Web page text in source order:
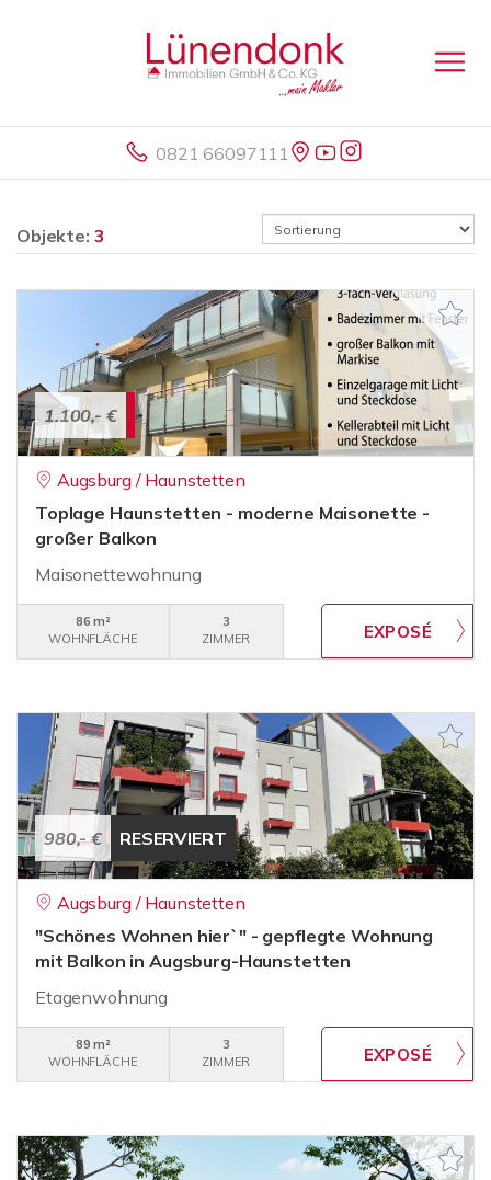
0821 66097111
Objekte: 3
1.100,- €
Augsburg / Haunstetten
Toplage Haunstetten - moderne Maisonette -
großer Balkon
Maisonettewohnung
86 m²
WOHNFLÄCHE
3
ZIMMER
980,- € RESERVIERT
Augsburg / Haunstetten
"Schönes Wohnen hier`" - gepflegte Wohnung
mit Balkon in Augsburg-Haunstetten
Etagenwohnung
89 m²
WOHNFLÄCHE
3
ZIMMER